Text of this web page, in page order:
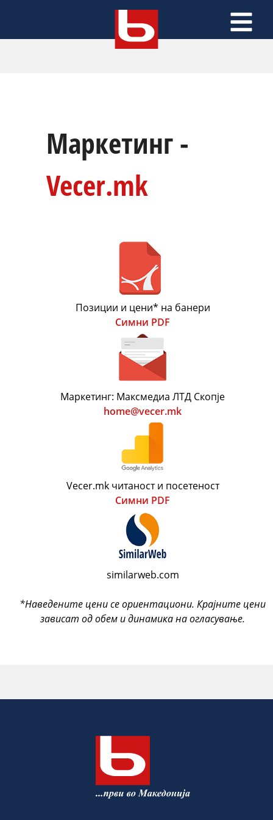
Маркетинг -
Vecer.mk
Позиции и цени* на банери
Симни PDF
Маркетинг: Максмедиа ЛТД Скопје
home@vecer.mk
Vecer.mk читаност и посетеност
Симни PDF
similarweb.com
*Наведените цени се ориентациони. Крајните цени
зависат од обем и динамика на огласување.